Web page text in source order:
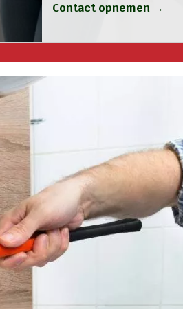
Contact opnemen →